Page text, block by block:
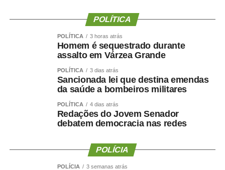
gente ouviu mostram
isso: as pessoas
queriam pagar, mas
não estavam
conseguindo. Voltaram
agora, com essa ajuda
do governo, a poder
pagar em dia”, afirmou
durante olançamento
das medidas.
POLÍTICA
POLÍTICA 3 horas atrás
Homem é sequestrado durante
assalto em Várzea Grande
POLÍTICA 3 dias atrás
Sancionada lei que destina emendas
da saúde a bombeiros militares
POLÍTICA 4 dias atrás
Redações do Jovem Senador
debatem democracia nas redes
POLÍCIA
POLÍCIA 3 semanas atrás